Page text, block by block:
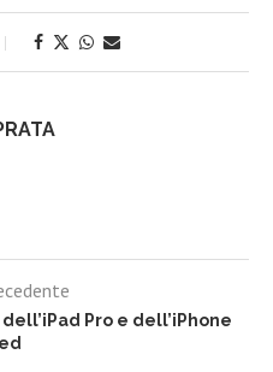
Pro e dell’iPhone